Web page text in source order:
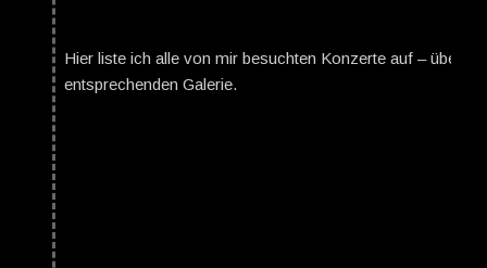
Hier liste ich alle von mir besuchten Konzerte auf – über
entsprechenden Galerie.